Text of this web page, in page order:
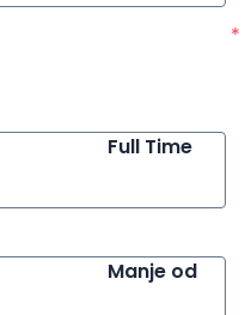
*
Full Time
Manje od